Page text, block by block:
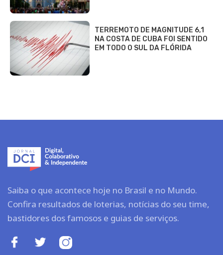
TERREMOTO DE MAGNITUDE 6,1
NA COSTA DE CUBA FOI SENTIDO
EM TODO O SUL DA FLÓRIDA
Saiba o que acontece hoje no Brasil e no Mundo.
Confira resultados de loterias, notícias do seu time,
bastidores dos famosos e guias de serviços.